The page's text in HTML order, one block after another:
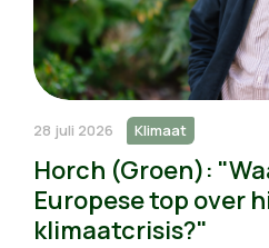
28 juli 2026 Klimaat
Horch (Groen):
Europese top over
klimaatcrisis?"